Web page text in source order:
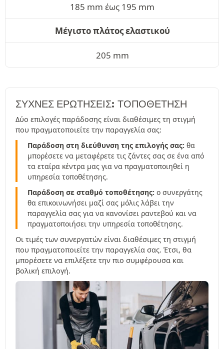
185 mm έως 195 mm
Μέγιστο πλάτος ελαστικού
205 mm
ΣΥΧΝΈΣ ΕΡΩΤΉΣΕΙΣ: ΤΟΠΟΘΕΤΗΣΗ
Δύο επιλογές παράδοσης είναι διαθέσιμες τη στιγμή
που πραγματοποιείτε την παραγγελία σας:
Παράδοση στη διεύθυνση της επιλογής σας: θα
μπορέσετε να μεταφέρετε τις ζάντες σας σε ένα από
τα εταίρα κέντρα μας για να πραγματοποιηθεί η
υπηρεσία τοποθέτησης.
Παράδοση σε σταθμό τοποθέτησης: ο συνεργάτης
θα επικοινωνήσει μαζί σας μόλις λάβει την
παραγγελία σας για να κανονίσει ραντεβού και να
πραγματοποιήσει την υπηρεσία τοποθέτησης.
Οι τιμές των συνεργατών είναι διαθέσιμες τη στιγμή
που πραγματοποιείτε την παραγγελία σας. Έτσι, θα
μπορέσετε να επιλέξετε την πιο συμφέρουσα και
βολική επιλογή.